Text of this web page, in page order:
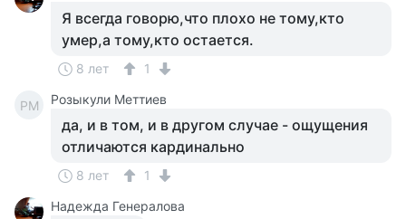
Я всегда говорю,что плохо не тому,кто
умер,а тому,кто остается.
8 лет 1
РМ Розыкули Меттиев
да, и в том, и в другом случае - ощущения
отличаются кардинально
8 лет
1
Надежда Генералова